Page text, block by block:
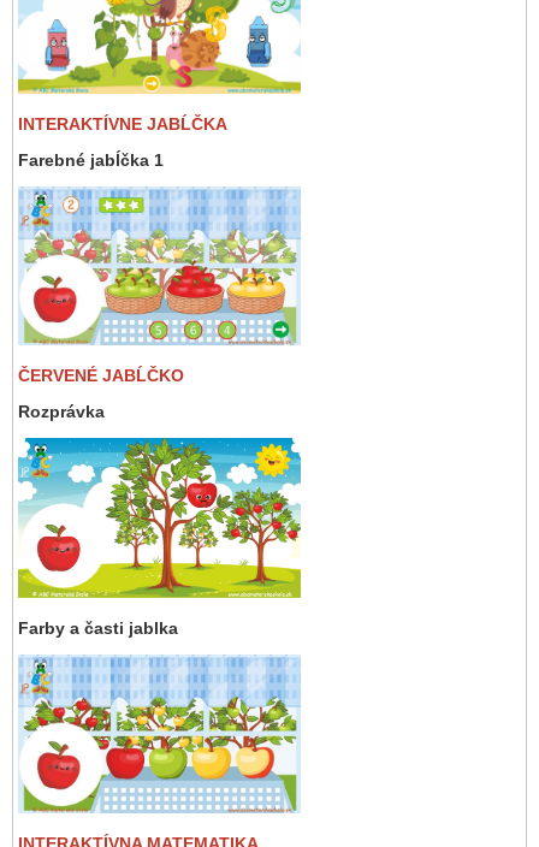
INTERAKTÍVNE JABĹČKA
Farebné jabĺčka 1
ČERVENÉ JABĹČKO
Rozprávka
Farby a časti jablka